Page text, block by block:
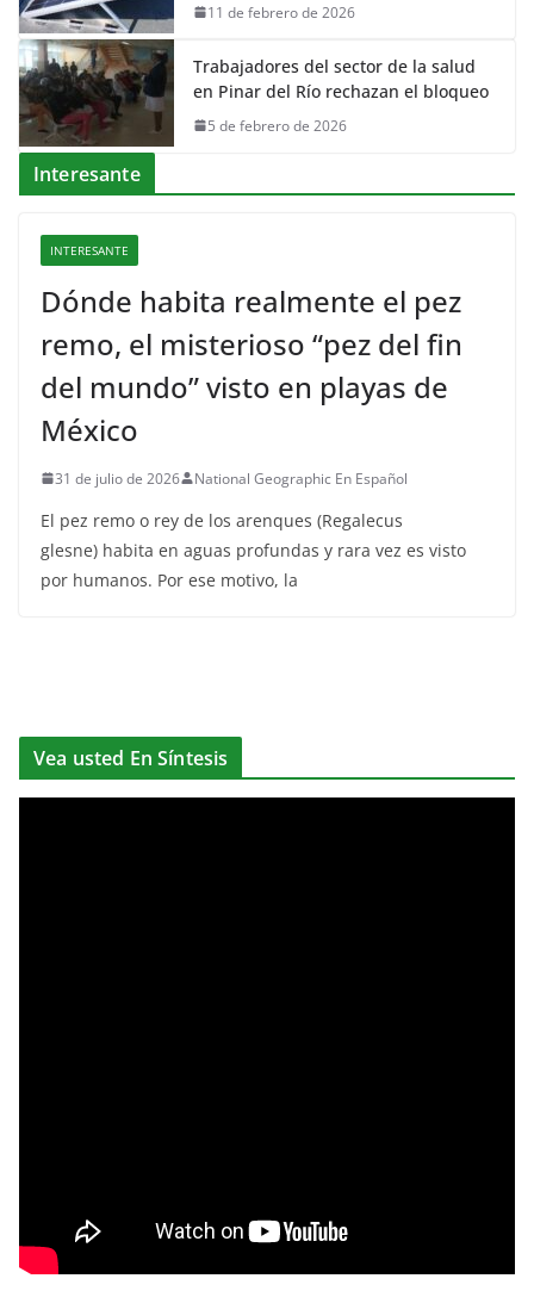
11 de febrero de 2026
Trabajadores del sector de la salud
en Pinar del Río rechazan el bloqueo
5 de febrero de 2026
Interesante
INTERESANTE
Dónde habita realmente el pez
remo, el misterioso “pez del fin
del mundo” visto en playas de
México
31 de julio de 2026 National Geographic En Español
El pez remo o rey de los arenques (Regalecus
glesne) habita en aguas profundas y rara vez es visto
por humanos. Por ese motivo, la
Vea usted En Síntesis